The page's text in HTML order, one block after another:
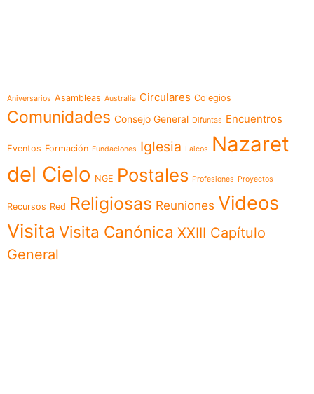
Aniversarios Asambleas Australia Circulares Colegios
Comunidades Consejo General Difuntas Encuentros
Eventos Formación Fundaciones Iglesia Laicos
Nazaret
del Cielo NGE Postales Profesiones Proyectos
Recursos Red Religiosas Reuniones Videos
Visita Visita Canónica XXIII Capítulo
General